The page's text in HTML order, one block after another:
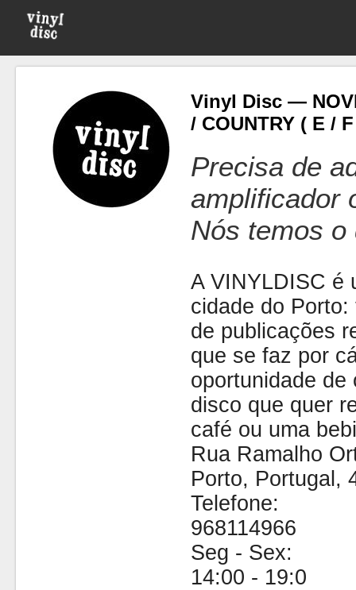
Vinyl Disc —
/ COUNTRY ( E /
Precisa de
amplificador
Nós temos o
A VINYLDISC é
cidade do
de publicações
que se faz por
oportunidade de
disco que quer
café ou uma
Rua Ramalho
Porto, Portugal,
Telefone:
968114966
Seg - Sex:
14:00 - 19:0